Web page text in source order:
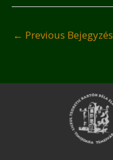
← Previous Bejegyzés